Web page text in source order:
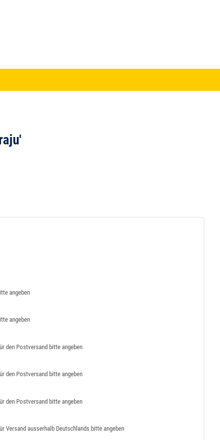
angeben
angeben
den Postversand bitte angeben
den Postversand bitte angeben
den Postversand bitte angeben
Versand ausserhalb Deutschlands bitte angeben